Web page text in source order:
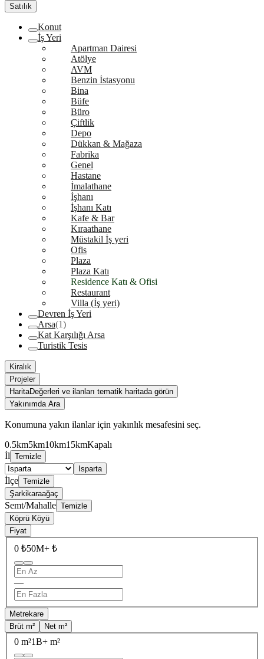
Satılık
Konut
İş Yeri
Apartman Dairesi
Atölye
AVM
Benzin İstasyonu
Bina
Büfe
Büro
Çiftlik
Depo
Dükkan & Mağaza
Fabrika
Genel
Hastane
İmalathane
İşhanı
İşhanı Katı
Kafe & Bar
Kıraathane
Müstakil İş yeri
Ofis
Plaza
Plaza Katı
Residence Katı & Ofisi
Restaurant
Villa (İş yeri)
Devren İş Yeri
Arsa(1)
Kat Karşılığı Arsa
Turistik Tesis
Kiralık
Projeler
HaritaDeğerleri ve ilanları tematik haritada görün
Yakınımda Ara
Konumuna yakın ilanlar için yakınlık mesafesini seç.
0.5km5km10km15kmKapalı
İl Temizle
Isparta
İlçe Temizle
Şarkikaraağaç
Semt/Mahalle Temizle
Köprü Köyü
Fiyat
0 ₺50M+ ₺
—
Metrekare
Brüt m²
Net m²
0 m²1B+ m²